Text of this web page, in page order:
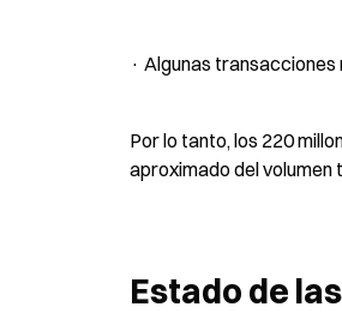
· Algunas
Por lo tanto, los 220
aproximado del volumen
Estado de